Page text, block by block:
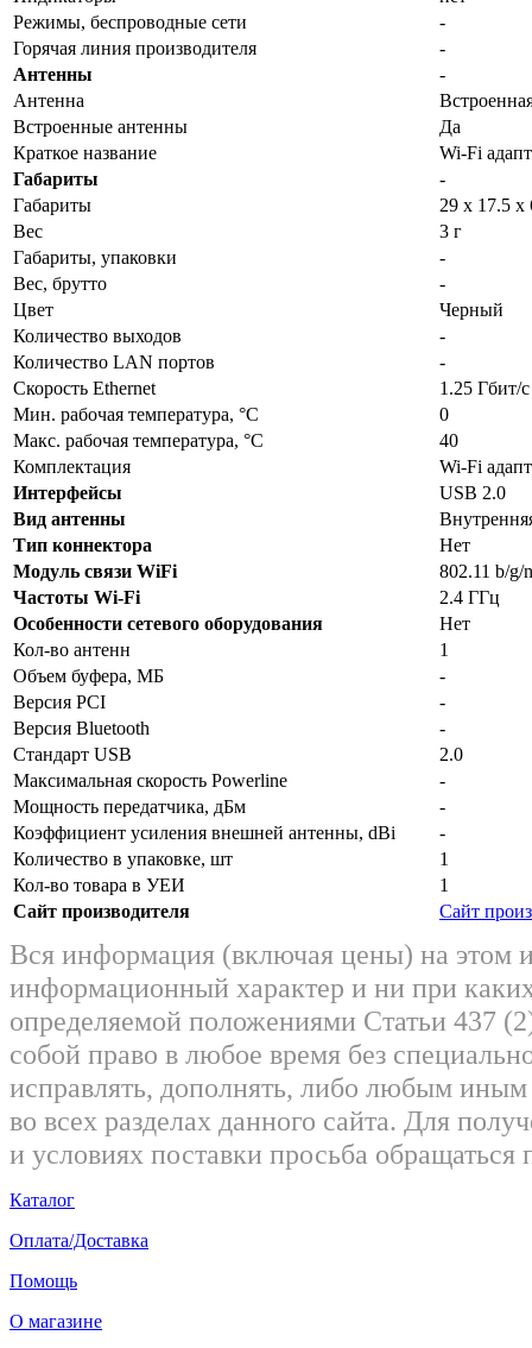
Режимы, беспроводные сети
-
Горячая линия производителя
-
Антенны
-
Антенна
Встроенные антенны
Да
Краткое название
Wi-Fi
Габариты
-
Габариты
29 x 17.5 x
Вес
3 г
Габариты, упаковки
-
Вес, брутто
-
Цвет
Черный
Количество выходов
-
Количество LAN портов
-
Скорость Ethernet
1.25 Гбит/с
Мин. рабочая температура, °С
0
Макс. рабочая температура, °С
40
Комплектация
Wi-Fi
Интерфейсы
USB 2.0
Вид антенны
Тип коннектора
Нет
Модуль связи WiFi
802.11 b/g/n
Частоты Wi-Fi
2.4 ГГц
Особенности сетевого оборудования
Нет
Кол-во антенн
1
Объем буфера, МБ
-
Версия PCI
-
Версия Bluetooth
-
Стандарт USB
2.0
Максимальная скорость Powerline
-
Мощность передатчика, дБм
-
Коэффициент усиления внешней антенны, dBi
-
Количество в упаковке, шт
1
Кол-во товара в УЕИ
1
Сайт производителя
Сайт
Вся информация (включая цены) на этом
информационный характер и ни при
определяемой положениями Статьи 437
собой право в любое время без
исправлять, дополнять, либо любым
во всех разделах данного сайта. Для
и условиях поставки просьба
Каталог
Оплата/Доставка
Помощь
О магазине